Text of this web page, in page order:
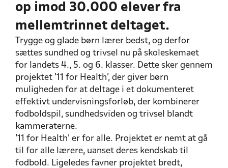
op imod 30.000 elever fra
mellemtrinnet deltaget.
Trygge og glade børn lærer bedst, og derfor
sættes sundhed og trivsel nu på skoleskemaet
for landets 4., 5. og 6. klasser. Dette sker gennem
projektet '11 for Health', der giver børn
muligheden for at deltage i et dokumenteret
effektivt undervisningsforløb, der kombinerer
fodboldspil, sundhedsviden og trivsel blandt
kammeraterne.
'11 for Health' er for alle. Projektet er nemt at gå
til for alle lærere, uanset deres kendskab til
fodbold. Ligeledes favner projektet bredt,